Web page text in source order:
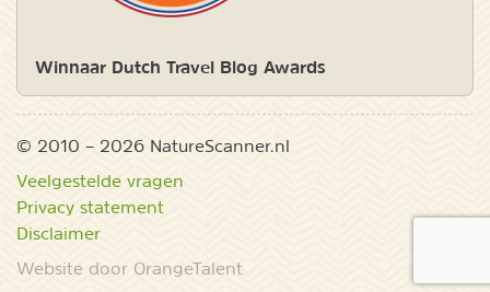
Winnaar Dutch Travel Blog Awards
© 2010 – 2026 NatureScanner.nl
Veelgestelde vragen
Privacy statement
Disclaimer
Website door OrangeTalent